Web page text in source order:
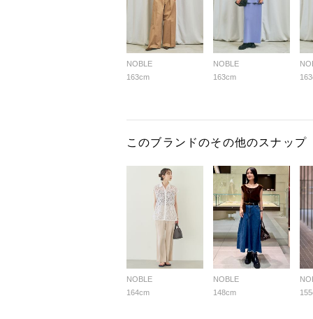
NOBLE
163cm
NOBLE
163cm
このブランドのその他のスナップ
NOBLE
164cm
NOBLE
148cm